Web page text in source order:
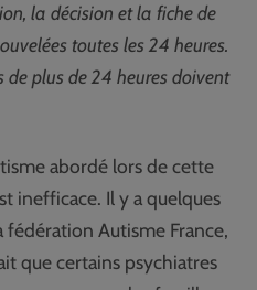
la décision et la fiche de
toutes les 24 heures.
de plus de 24 heures doivent
abordé lors de cette
inefficace. Il y a quelques
fédération Autisme France,
que certains psychiatres